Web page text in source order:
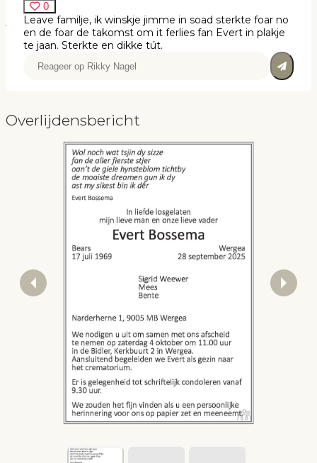
0
Leave familje, ik winskje jimme in soad sterkte foar no
en de foar de takomst om it ferlies fan Evert in plakje
te jaan. Sterkte en dikke tút.
Overlijdensbericht